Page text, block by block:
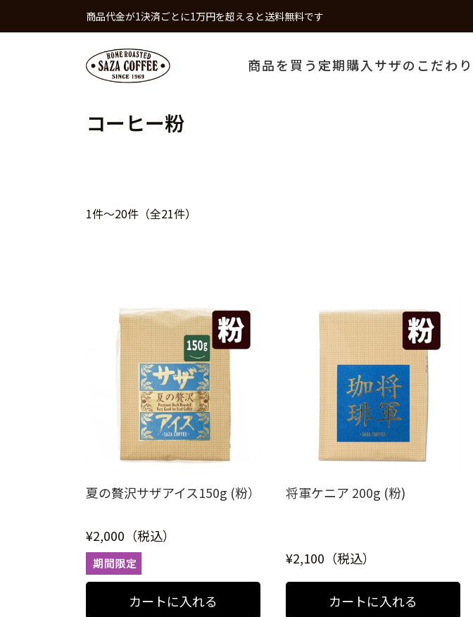
商品代金が1決済ごとに1万円を超えると送料無料です
商品を買う 定期購入 サザのこだわり
コーヒー粉
1件～20件（全21件）
夏の贅沢サザアイス150g (粉）
¥2,000（税込）
将軍ケニア 200g (粉)
¥2,100（税込）